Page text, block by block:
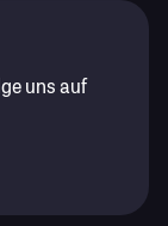
uns auf